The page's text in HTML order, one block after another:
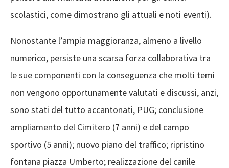
scolastici, come dimostrano gli attuali e noti eventi).
Nonostante l’ampia maggioranza, almeno a livello
numerico, persiste una scarsa forza collaborativa tra
lesue componenti con la conseguenza che molti temi
non vengono opportunamente valutati e discussi, anzi,
sono stati del tutto accantonati, PUG; conclusione
ampliamento del Cimitero (7 anni) e del campo
sportivo (5 anni); nuovo piano del traffico; ripristino
fontana piazza Umberto; realizzazione del canile